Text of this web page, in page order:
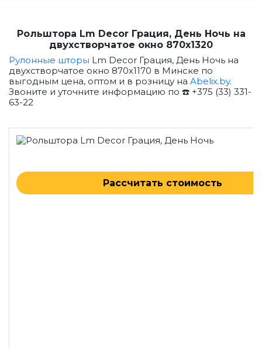
Рольштора Lm Decor Грация, День Ночь на
двухстворчатое окно 870x1320
Рулонные шторы Lm Decor Грация, День Ночь на
двухстворчатое окно 870x1170 в Минске по
выгодным цена, оптом и в розницу на Abelix.by.
Звоните и уточните информацию по ☎️ +375 (33) 331-
63-22
Рассчитать стоимость